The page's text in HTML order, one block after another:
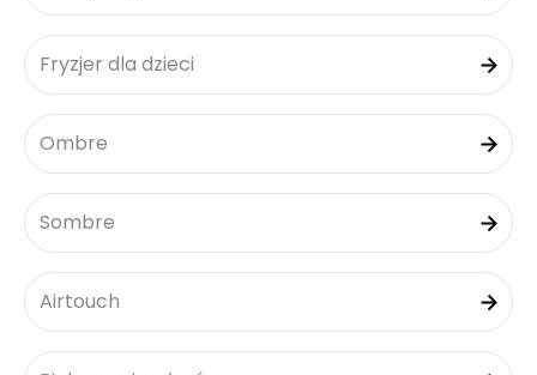
Fryzjer dla dzieci
Ombre
Sombre
Airtouch